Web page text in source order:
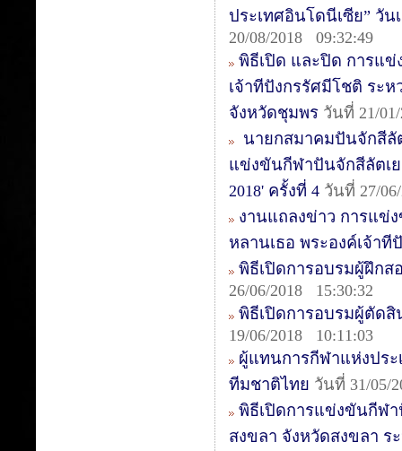
ประเทศอินโดนีเซีย” วั
20/08/2018 09:32:49
พิธีเปิด และปิด การแข่
เจ้าทีปังกรรัศมีโชติ ระห
จังหวัดชุมพร วันที่ 21/
นายกสมาคมปันจักสีลั
แข่งขันกีฬาปันจักสีลัตเ
2018' ครั้งที่ 4 วันที่ 27/
งานแถลงข่าว การแข่
หลานเธอ พระองค์เจ้าที
พิธีเปิดการอบรมผู้ฝึกส
26/06/2018 15:30:32
พิธีเปิดการอบรมผู้ตัดสิ
19/06/2018 10:11:03
ผู้แทนการกีฬาแห่งปร
ทีมชาติไทย วันที่ 31/05/
พิธีเปิดการแข่งขันกีฬ
สงขลา จังหวัดสงขลา ร